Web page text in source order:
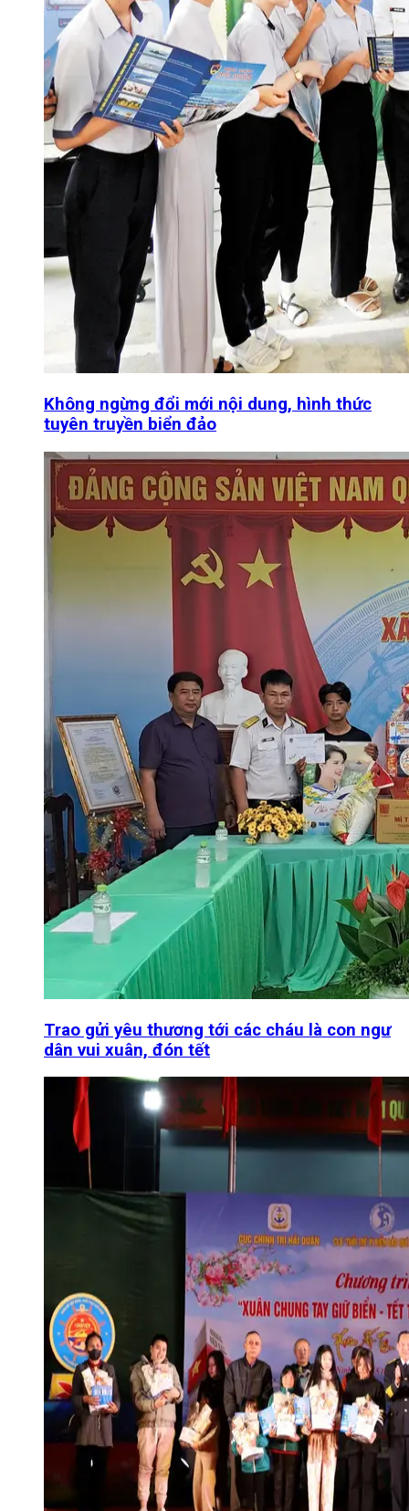
Không ngừng đổi mới nội dung, hình thức
tuyên truyền biển đảo
Trao gửi yêu thương tới các cháu là con ngư
dân vui xuân, đón tết